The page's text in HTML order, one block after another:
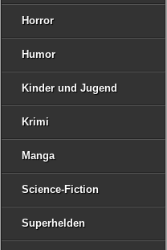
Horror
Humor
Kinder und Jugend
Krimi
Manga
Science-Fiction
Superhelden